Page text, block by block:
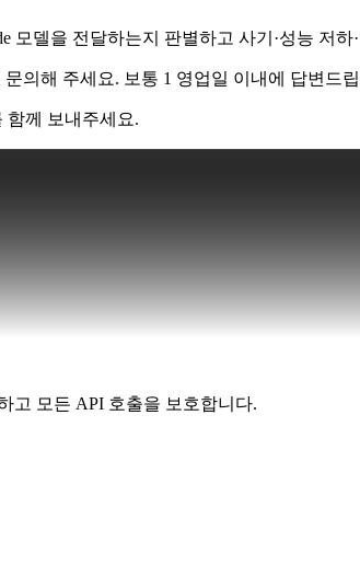
모델을 전달하는지 판별하고 사기·성능 저하
의해 주세요. 보통 1 영업일 이내에 답변드
함께 보내주세요.
고 모든 API 호출을 보호합니다.